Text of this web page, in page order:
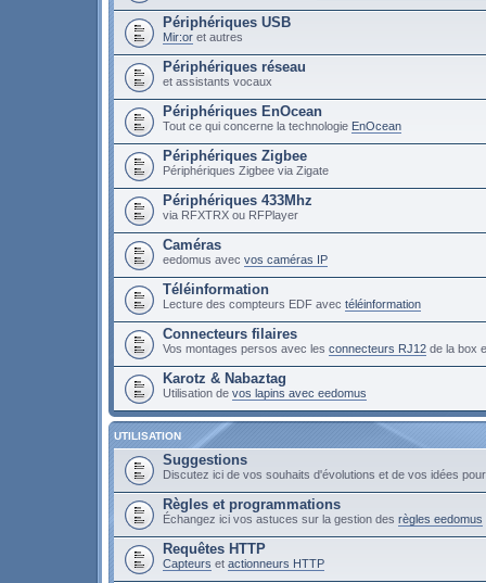
Périphériques USB
Mir:or et autres
Périphériques réseau
et assistants vocaux
Périphériques EnOcean
Tout ce qui concerne la technologie EnOcean
Périphériques Zigbee
Périphériques Zigbee via Zigate
Périphériques 433Mhz
via RFXTRX ou RFPlayer
Caméras
eedomus avec vos caméras IP
Téléinformation
Lecture des compteurs EDF avec téléinformation
Connecteurs filaires
Vos montages persos avec les connecteurs RJ12 de la box
Karotz & Nabaztag
Utilisation de vos lapins avec eedomus
UTILISATION
Suggestions
Discutez ici de vos souhaits d'évolutions et de vos idées
Règles et programmations
Échangez ici vos astuces sur la gestion des règles eedomus
Requêtes HTTP
Capteurs et actionneurs HTTP